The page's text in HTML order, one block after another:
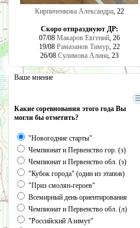
Кирпиченкова Александра, 22
Скоро отпразднуют ДР:
07/08 Макаров Евгений, 26
19/08 Рамазанов Тимур, 22
26/08 Сулимова Алина, 23
Ваше мнение
Какие соревнования этого года Вы
могли бы отметить?
"Новогодние старты"
Чемпионат и Первенство гор. (з)
Чемпионат и Первенство обл. (з)
"Кубок города" (один из этапов)
"Приз смолян-героев"
Всемирный день ориентирования
Чемпионат и Первенство обл. (л)
"Российский Азимут"